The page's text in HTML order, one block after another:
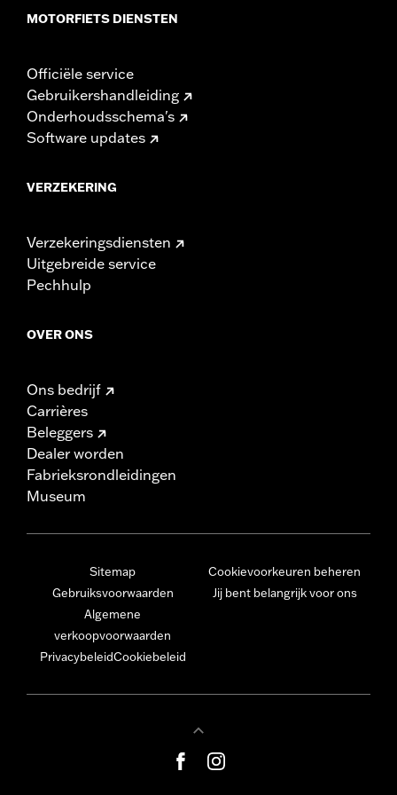
MOTORFIETS DIENSTEN
Officiële service
Gebruikershandleiding
Onderhoudsschema's
Software updates
VERZEKERING
Verzekeringsdiensten
Uitgebreide service
Pechhulp
OVER ONS
Ons bedrijf
Carrières
Beleggers
Dealer worden
Fabrieksrondleidingen
Museum
Sitemap
Gebruiksvoorwaarden
Algemene
verkoopvoorwaarden
PrivacybeleidCookiebeleid
Cookievoorkeuren beheren
Jij bent belangrijk voor ons